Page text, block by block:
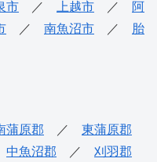
市 ／ 上越市 ／
阿
／ 南魚沼市 ／ 胎
蒲原郡 ／ 東蒲原郡
中魚沼郡 ／ 刈羽郡